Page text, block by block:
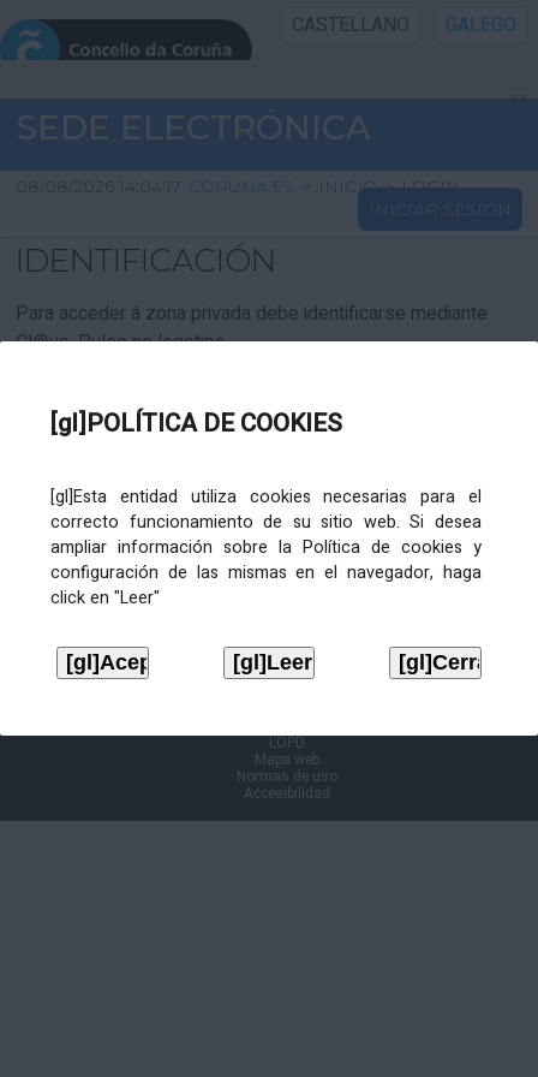
[gl]POLÍTICA DE COOKIES
[gl]Esta entidad utiliza cookies necesarias para el
correcto funcionamiento de su sitio web. Si desea
ampliar información sobre la Política de cookies y
configuración de las mismas en el navegador, haga
click en "Leer"
CASTELLANO GALEGO
INICIO SEDE
INICIO
INFORMACIÓN PÚBLICA
CARTAFOL CIDADÁN
SEDE ELECTRÓNICA
08/08/2026 14:04:17 CORUNA.ES > INICIO > LOGIN
INICIAR SESIÓN
IDENTIFICACIÓN
Para acceder á zona privada debe identificarse mediante
Cl@ve. Pulse no logotipo
LOPD
Mapa web
Normas de uso
Accesibilidad